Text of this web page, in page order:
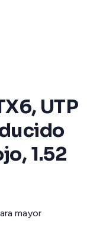
UTP
1.52
mayor